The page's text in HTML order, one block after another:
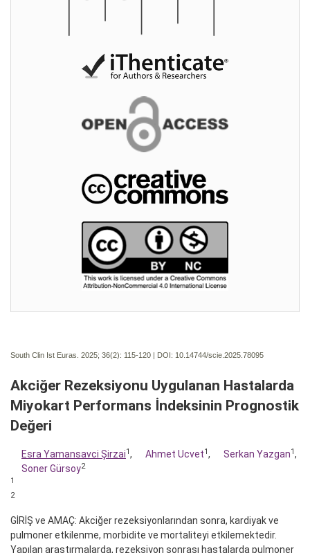
South Clin Ist Euras. 2025; 36(2): 115-120 | DOI: 10.14744/scie.2025.78095
Akciğer Rezeksiyonu Uygulanan Hastalarda
Miyokart Performans İndeksinin Prognostik
Değeri
Esra Yamansavci Şirzai1, Ahmet Ucvet1, Serkan Yazgan1,
Soner Gürsoy2
1
2
GİRİŞ ve AMAÇ: Akciğer rezeksiyonlarından sonra, kardiyak ve
pulmoner etkilenme, morbidite ve mortaliteyi etkilemektedir.
Yapılan araştırmalarda, rezeksiyon sonrası hastalarda pulmoner